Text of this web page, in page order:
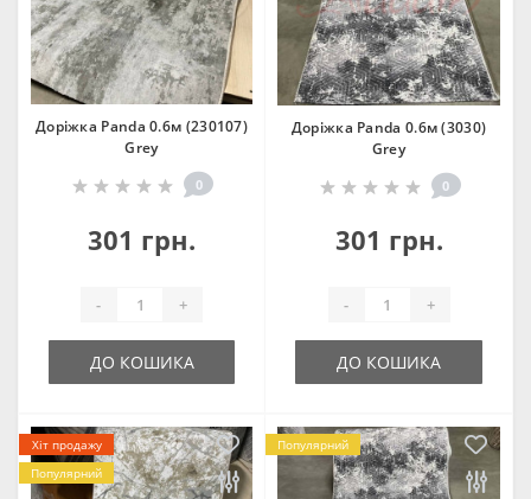
Доріжка Panda 0.6м (230107)
Grey
0
301 грн.
- +
ДО КОШИКА
Доріжка Panda 0.6м (3030)
Grey
0
301 грн.
- +
ДО КОШИКА
Хіт продажу
Популярний
Популярний